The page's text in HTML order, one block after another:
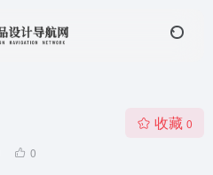
0
收藏 0